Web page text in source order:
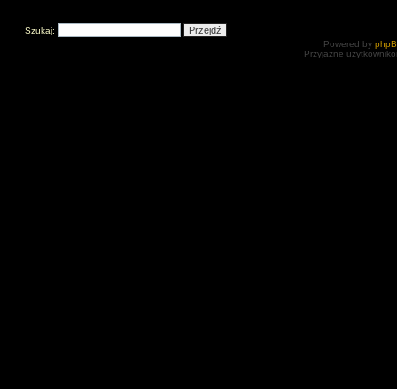
Szukaj:
Powered by
Przyjazne